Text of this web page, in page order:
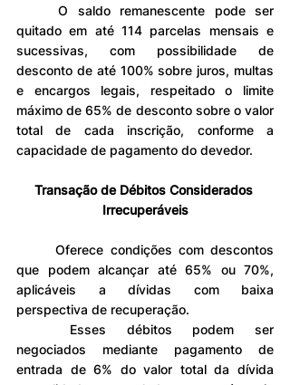
	O saldo remanescente pode ser
quitado em até 114 parcelas mensais e
sucessivas, com possibilidade de
desconto de até 100% sobre juros, multas
e encargos legais, respeitado o limite
máximo de 65% de desconto sobre o valor
total de cada inscrição, conforme a
capacidade de pagamento do devedor.
Transação de Débitos Considerados
Irrecuperáveis
	Oferece condições com descontos
que podem alcançar até 65% ou 70%,
aplicáveis a dívidas com baixa
perspectiva de recuperação.
negociados mediante pagamento de
entrada de 6% do valor total da dívida